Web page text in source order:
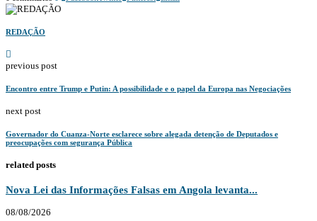
REDAÇÃO
previous post
Encontro entre Trump e Putin: A possibilidade e o papel da Europa nas Negociações
next post
Governador do Cuanza-Norte esclarece sobre alegada detenção de Deputados e
preocupações com segurança Pública
related posts
Nova Lei das Informações Falsas em Angola levanta...
08/08/2026